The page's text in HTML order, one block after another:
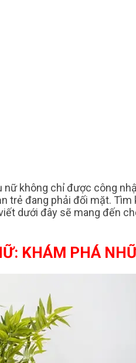
nữ không chỉ được công
trẻ đang phải đối mặt.
dưới đây sẽ mang đến
KHÁM PHÁ